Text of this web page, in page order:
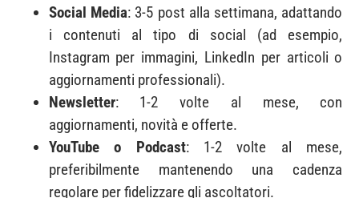
Social Media: 3-5 post alla settimana, adattando
i contenuti al tipo di social (ad esempio,
Instagram per immagini, LinkedIn per articoli o
aggiornamenti professionali).
Newsletter: 1-2 volte al mese, con
aggiornamenti, novità e offerte.
YouTube o Podcast: 1-2 volte al mese,
preferibilmente mantenendo una cadenza
regolare per fidelizzare gli ascoltatori.